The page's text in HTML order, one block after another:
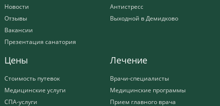
Новости
Отзывы
Вакансии
Презентация санатория
Антистресс
Выходной в Демидково
Цены
Стоимость путевок
Медицинские услуги
СПА-услуги
Лечение
Врачи-специалисты
Медицинские программы
Прием главного врача